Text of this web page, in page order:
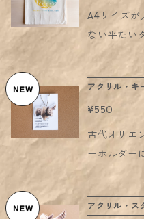
もご参照く
同サイズの
A4サイズが
ない平たいタイプです
イラスト
館のロゴ入りアイテ
310mm 素
ント：イン
なく、生成
アクリル・キ
¥550
古代オリエ
ーホルダー
グなどに取
つ増えてい
アクリル・ス